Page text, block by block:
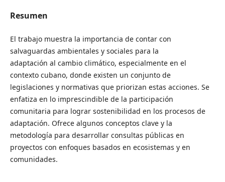
Resumen
El trabajo muestra la importancia de contar con
salvaguardas ambientales y sociales para la
adaptación al cambio climático, especialmente en el
contexto cubano, donde existen un conjunto de
legislaciones y normativas que priorizan estas acciones. Se
enfatiza en lo imprescindible de la participación
comunitaria para lograr sostenibilidad en los procesos de
adaptación. Ofrece algunos conceptos clave y la
metodología para desarrollar consultas públicas en
proyectos con enfoques basados en ecosistemas y en
comunidades.